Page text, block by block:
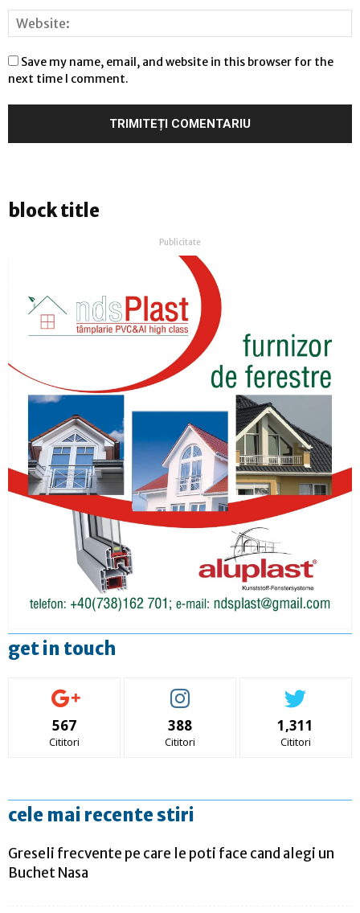
Save my name, email, and website in this browser for the
next time I comment.
block title
Publicitate
get in touch
567
Cititori
388
Cititori
1,311
Cititori
cele mai recente stiri
Greseli frecvente pe care le poti face cand alegi un
Buchet Nasa